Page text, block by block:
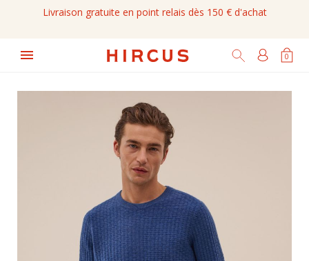
Livraison gratuite en point relais dès 150 € d'achat
0